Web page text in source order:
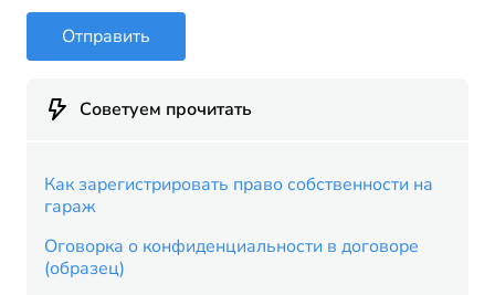
Отправить
Советуем прочитать
Как зарегистрировать право собственности на
гараж
Оговорка о конфиденциальности в договоре
(образец)